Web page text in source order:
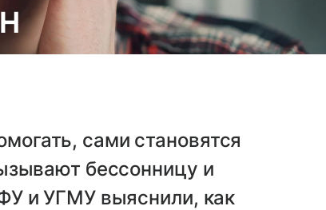
сами становятся
бессонницу и
и УГМУ выяснили, как